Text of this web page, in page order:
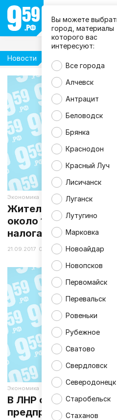
Вы можете
город, материалы
которого вас
интересуют:
Все города
Алчевск
Антрацит
Беловодск
Брянка
Краснодон
Красный Луч
Лисичанск
Луганск
Лутугино
Марковка
Новоайдар
Новопсков
Первомайск
Перевальск
Ровеньки
Рубежное
Сватово
Свердловск
Северодонецк
Старобельск
Стаханов
Новости
Экономика
Жители
около 100 тыс.руб.
налога
21.09.2017 08:55
Экономика
В ЛНР определят
предпринимателя»